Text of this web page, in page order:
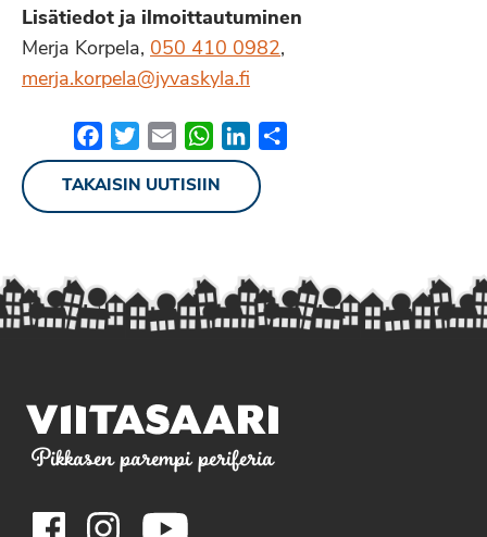
Lisätiedot ja ilmoittautuminen
Merja Korpela, 050 410 0982,
merja.korpela@jyvaskyla.fi
FacebookTwitterEmail WhatsApp
LinkedIn
TAKAISIN UUTISIIN
Pikkasen parempi periferia